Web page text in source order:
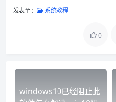
发表至： 系统教程
0
windows10已经阻止此